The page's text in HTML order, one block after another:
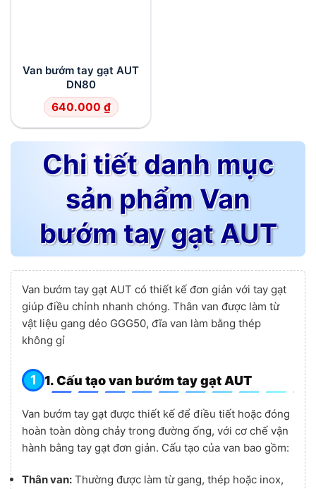
Van bướm tay gạt AUT
DN80
640.000 ₫
Chi tiết danh mục
sản phẩm Van
bướm tay gạt AUT
Van bướm tay gạt AUT có thiết kế đơn giản với tay gạt
giúp điều chỉnh nhanh chóng. Thân van được làm từ
vật liệu gang dẻo GGG50, đĩa van làm bằng thép
không gỉ
1. Cấu tạo van bướm tay gạt AUT
Van bướm tay gạt được thiết kế để điều tiết hoặc đóng
hoàn toàn dòng chảy trong đường ống, với cơ chế vận
hành bằng tay gạt đơn giản. Cấu tạo của van bao gồm:
Thân van: Thường được làm từ gang, thép hoặc inox,